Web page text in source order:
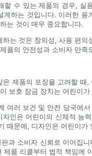
할 수 있는 제품의 경우,
하는 것입니다. 이러한
는 것이 매우 중요합니다.
는 것은 창의성, 사용 편
품의 안전성과 소비자 만
제품의 포장을 고려할
보호 잠금 장치는 어린이
여러 보건 및 안전 당국에
인은 어린이의 신체적 능
때문에, 디자인은 어린이
과 소비자 신뢰로 이어집
품 리콜부터 법적 책임에